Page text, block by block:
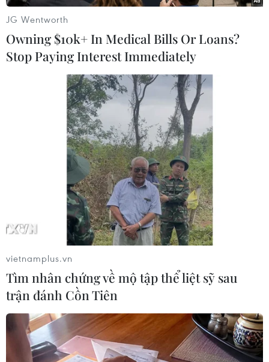
#Mercosur-ASEAN #ASEAN
#khối Mercosur
#Khối thị trường chung Nam Mỹ (MERCOSUR)
JG Wentworth
Owning $10k+ In Medical Bills Or Loans?
Stop Paying Interest Immediately
vietnamplus.vn
Tìm nhân chứng về mộ tập thể liệt sỹ sau
trận đánh Cồn Tiên